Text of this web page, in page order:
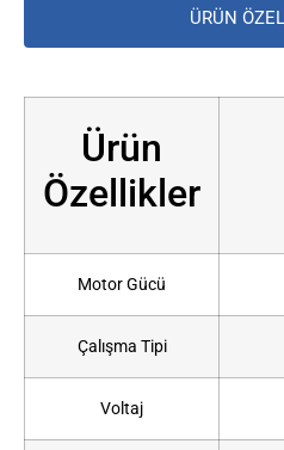
ÜRÜN
Ürün
Özellikler
Motor Gücü
Çalışma Tipi
Voltaj